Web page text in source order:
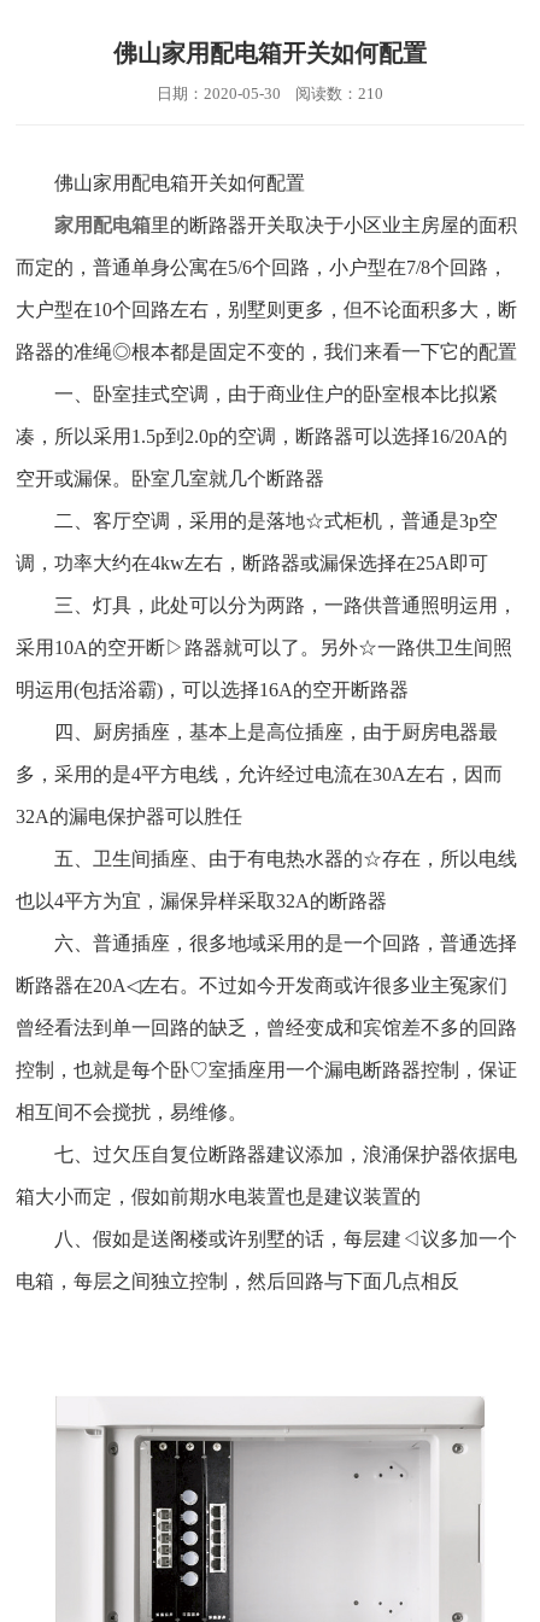
佛山家用配电箱开关如何配置
日期：2020-05-30 阅读数：210
佛山家用配电箱开关如何配置
家用配电箱里的断路器开关取决于小区业主房屋的面积
而定的，普通单身公寓在5/6个回路，小户型在7/8个回路，
大户型在10个回路左右，别墅则更多，但不论面积多大，断
路器的准绳◎根本都是固定不变的，我们来看一下它的配置
一、卧室挂式空调，由于商业住户的卧室根本比拟紧
凑，所以采用1.5p到2.0p的空调，断路器可以选择16/20A的
空开或漏保。卧室几室就几个断路器
二、客厅空调，采用的是落地☆式柜机，普通是3p空
调，功率大约在4kw左右，断路器或漏保选择在25A即可
三、灯具，此处可以分为两路，一路供普通照明运用，
采用10A的空开断▷路器就可以了。另外☆一路供卫生间照
明运用(包括浴霸)，可以选择16A的空开断路器
四、厨房插座，基本上是高位插座，由于厨房电器最
多，采用的是4平方电线，允许经过电流在30A左右，因而
32A的漏电保护器可以胜任
五、卫生间插座、由于有电热水器的☆存在，所以电线
也以4平方为宜，漏保异样采取32A的断路器
六、普通插座，很多地域采用的是一个回路，普通选择
断路器在20A◁左右。不过如今开发商或许很多业主冤家们
曾经看法到单一回路的缺乏，曾经变成和宾馆差不多的回路
控制，也就是每个卧♡室插座用一个漏电断路器控制，保证
相互间不会搅扰，易维修。
七、过欠压自复位断路器建议添加，浪涌保护器依据电
箱大小而定，假如前期水电装置也是建议装置的
八、假如是送阁楼或许别墅的话，每层建◁议多加一个
电箱，每层之间独立控制，然后回路与下面几点相反